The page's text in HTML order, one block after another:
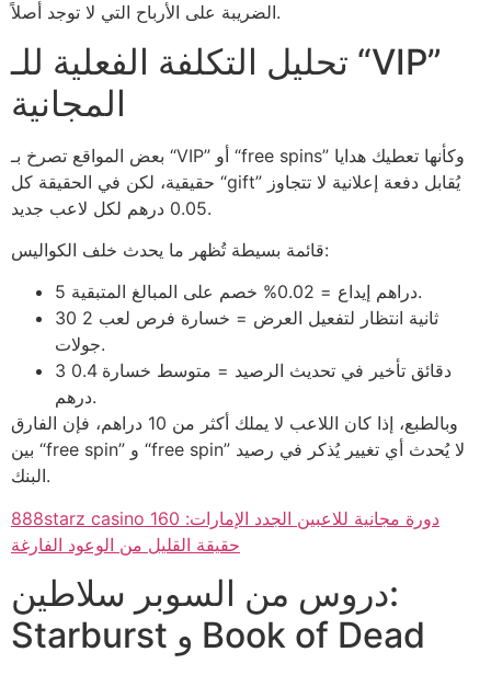
الضريبة على الأرباح التي لا توجد أصلاً.
تحليل التكلفة الفعلية للـ “VIP”
المجانية
بعض المواقع تصرخ بـ “VIP” أو “free spins” وكأنها تعطيك هدايا
حقيقية، لكن في الحقيقة كل “gift” يُقابل دفعة إعلانية لا تتجاوز
0.05 درهم لكل لاعب جديد.
قائمة بسيطة تُظهر ما يحدث خلف الكواليس:
5 دراهم إيداع = 0.02% خصم على المبالغ المتبقية.
30 ثانية انتظار لتفعيل العرض = خسارة فرص لعب 2
جولات.
3 دقائق تأخير في تحديث الرصيد = متوسط خسارة 0.4
درهم.
وبالطبع، إذا كان اللاعب لا يملك أكثر من 10 دراهم، فإن الفارق
بين “free spin” و “free spin” لا يُحدث أي تغيير يُذكر في رصيد
البنك.
888starz casino 160 دورة مجانية للاعبين الجدد الإمارات:
حقيقة القليل من الوعود الفارغة
دروس من السوبر سلاطين:
Starburst و Book of Dead